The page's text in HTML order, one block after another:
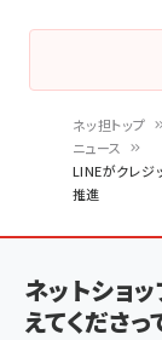
く
ず
ネッ担トップ
ニュース
LINEがクレジ
推進
ネットショ
えてくださ